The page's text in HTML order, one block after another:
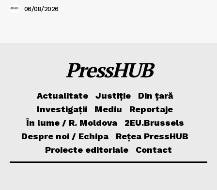
06/08/2026
PressHUB
Actualitate Justiție
Din țară
Investigații
Mediu
Reportaje
În lume / R. Moldova
2EU.Brussels
Despre noi / Echipa
Rețea PressHUB
Proiecte editoriale
Contact